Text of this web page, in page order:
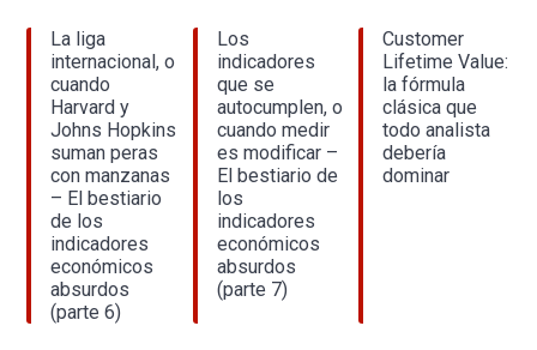
La liga
internacional, o
cuando
Harvard y
Johns Hopkins
suman peras
con manzanas
– El bestiario
de los
indicadores
económicos
absurdos
(parte 6)
Los
indicadores
que se
autocumplen, o
cuando medir
es modificar –
El bestiario de
los
indicadores
económicos
absurdos
(parte 7)
Customer
Lifetime Value:
la fórmula
clásica que
todo analista
debería
dominar